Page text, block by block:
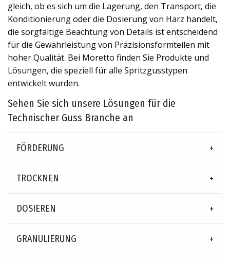
gleich, ob es sich um die Lagerung, den Transport, die
Konditionierung oder die Dosierung von Harz handelt,
die sorgfältige Beachtung von Details ist entscheidend
für die Gewährleistung von Präzisionsformteilen mit
hoher Qualität. Bei Moretto finden Sie Produkte und
Lösungen, die speziell für alle Spritzgusstypen
entwickelt wurden.
Sehen Sie sich unsere Lösungen für die
Technischer Guss Branche an
FÖRDERUNG
TROCKNEN
DOSIEREN
GRANULIERUNG